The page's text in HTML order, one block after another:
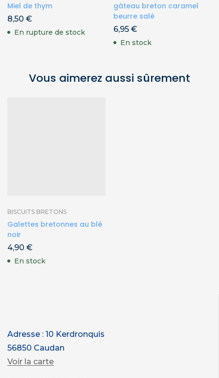
Miel de thym
8,50 €
En rupture de stock
gâteau breton caramel
beurre salé
6,95 €
En stock
Vous aimerez aussi sûrement
BISCUITS BRETONS
Galettes bretonnes au blé
noir
4,90 €
En stock
Adresse : 10 Kerdronquis
56850 Caudan
Voir la carte